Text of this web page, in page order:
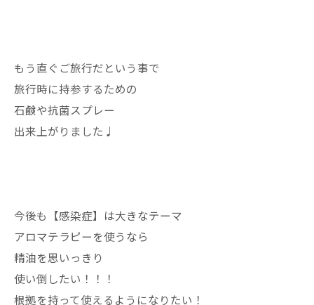
もう直ぐご旅行だという事で
旅行時に持参するための
石鹸や抗菌スプレー
出来上がりました♩
今後も【感染症】は大きなテーマ
アロマテラピーを使うなら
精油を思いっきり
使い倒したい！！！
根拠を持って使えるようになりたい！